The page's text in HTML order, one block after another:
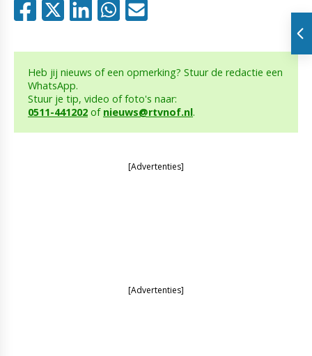
Heb jij nieuws of een opmerking? Stuur de redactie een
WhatsApp.
Stuur je tip, video of foto's naar:
0511-441202 of nieuws@rtvnof.nl.
[Advertenties]
[Advertenties]